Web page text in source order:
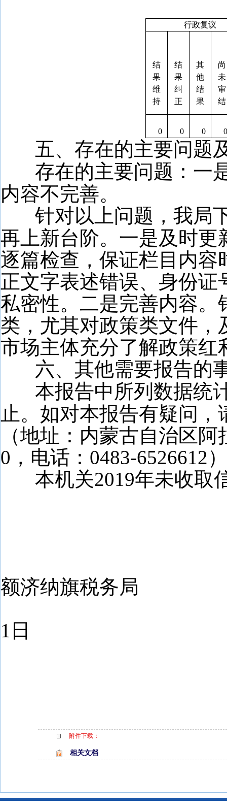
行政复议
结
果
维
持
结
果
纠
正
其
他
结
果
尚
未
审
结
0 0 0 0
五、存在的主要问题
存在的主要问题：一
内容不完善。
针对以上问题，我局
再上新台阶。一是及时
逐篇检查，保证栏目内
正文字表述错误、身份
私密性。二是完善内容
类，尤其对政策类文件
市场主体充分了解政策红
六、其他需要报告的
本报告中所列数据统
止。如对本报告有疑问
（地址：内蒙古自治区
0，电话：0483-6526612
本机关2019年未收取
额济纳旗税务局
1日
附件下载：
相关文档